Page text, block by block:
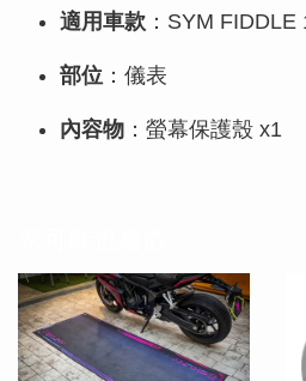
適用車款 ：SYM
部位 ：儀表
內容物 ：螢幕保護殼 x1